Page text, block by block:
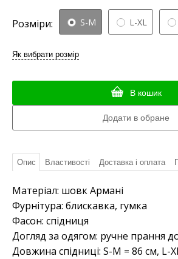
Розміри: S-M L-XL
Як вибрати розмір
В кошик
Опис Властивості Доставка і оплата
Матеріал: шовк Армані
Фурнітура: блискавка, гумка
Фасон: спідниця
Догляд за одягом: ручне прання
Довжина спідниці: S-M = 86 см, L-